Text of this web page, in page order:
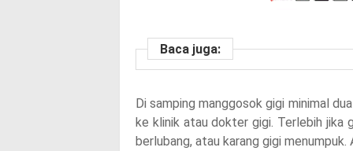
Baca juga:
Di samping manggosok gigi minimal
ke klinik atau dokter gigi. Terlebih jika
berlubang, atau karang gigi